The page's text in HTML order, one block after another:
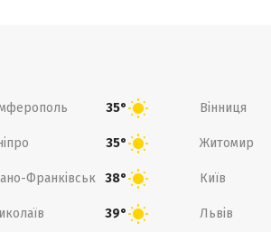
35° Вінниця
35° Житомир
Франківськ 38° Київ
39° Львів